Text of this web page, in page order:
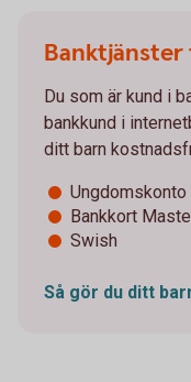
Banktjänster
Du som är kund i
bankkund i
ditt barn
Ungdomskonto
Bankkort
Swish
Så gör du ditt